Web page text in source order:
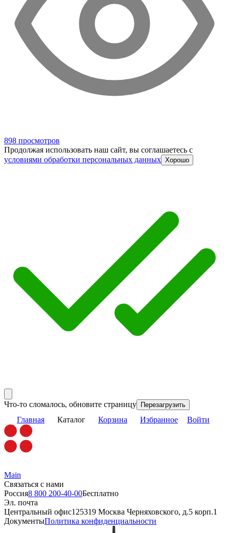
898 просмотров
Продолжая использовать наш сайт, вы соглашаетесь c
условиями обработки персональных данных Хорошо
Что-то сломалось, обновите страницу Перезагрузить
Главная Каталог Корзина Избранное Войти
Main
Связаться с нами
Россия8 800 200-40-00Бесплатно
Эл. почта
Центральный офис125319 Москва Черняховского, д.5 корп.1
ДокументыПолитика конфиденциальности